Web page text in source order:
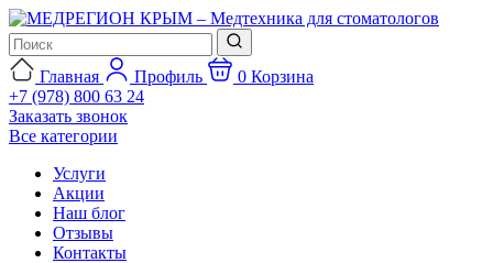
Главная Профиль 0 Корзина
+7 (978) 800 63 24
Заказать звонок
Все категории
Услуги
Акции
Наш блог
Отзывы
Контакты